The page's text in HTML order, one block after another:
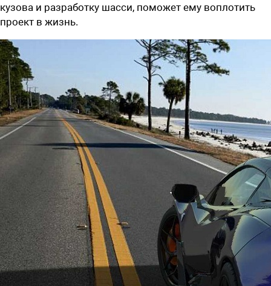
кузова и разработку шасси, поможет ему воплотить
проект в жизнь.